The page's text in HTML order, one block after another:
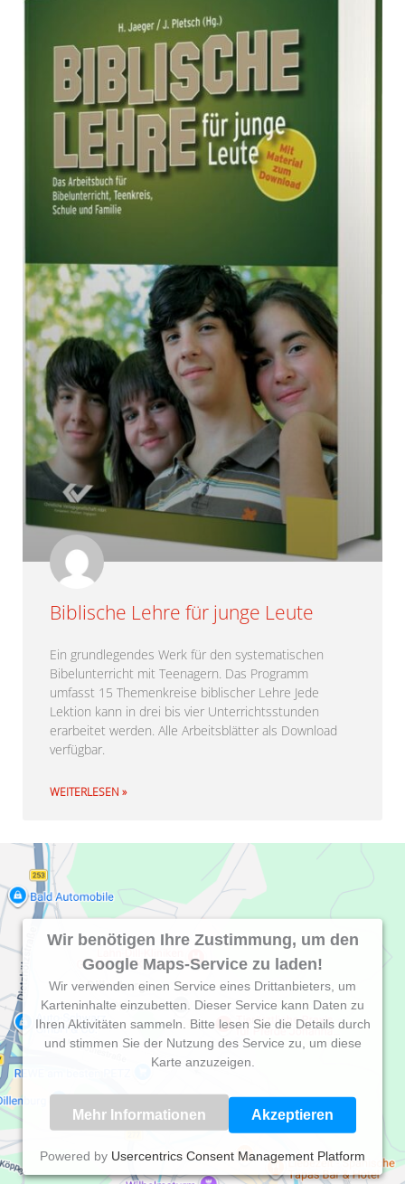
Biblische Lehre für junge Leute
Ein grundlegendes Werk für den systematischen
Bibelunterricht mit Teenagern. Das Programm
umfasst 15 Themenkreise biblischer Lehre Jede
Lektion kann in drei bis vier Unterrichtsstunden
erarbeitet werden. Alle Arbeitsblätter als Download
verfügbar.
WEITERLESEN »
Wir benötigen Ihre Zustimmung, um den
Google Maps-Service zu laden!
Wir verwenden einen Service eines Drittanbieters, um
Karteninhalte einzubetten. Dieser Service kann Daten zu
Ihren Aktivitäten sammeln. Bitte lesen Sie die Details durch
und stimmen Sie der Nutzung des Service zu, um diese
Karte anzuzeigen.
Mehr Informationen Akzeptieren
Powered by Usercentrics Consent Management Platform